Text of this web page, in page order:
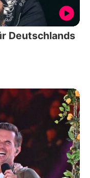
Deutschlands